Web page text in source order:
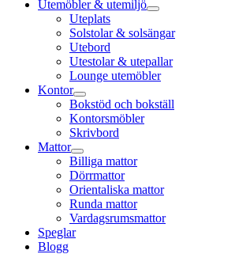
Utemöbler & utemiljö
Uteplats
Solstolar & solsängar
Utebord
Utestolar & utepallar
Lounge utemöbler
Kontor
Bokstöd och bokställ
Kontorsmöbler
Skrivbord
Mattor
Billiga mattor
Dörrmattor
Orientaliska mattor
Runda mattor
Vardagsrumsmattor
Speglar
Blogg